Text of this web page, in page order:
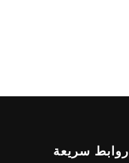
روابط سريعة